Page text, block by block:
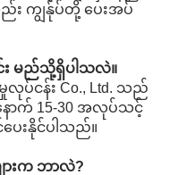
ည်း ကျွန်ုပ်တို့ ပေးအပ်
င်း မည်သို့ရှိပါသလဲ။
လုပ်ငန်း Co., Ltd. သည်
ောက် 15-30 အလုပ်သင့်
ေးနိုင်ပါသည်။
ားက ဘာလဲ?